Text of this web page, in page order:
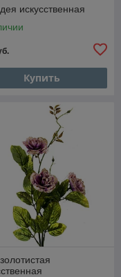
искусственная
Купить